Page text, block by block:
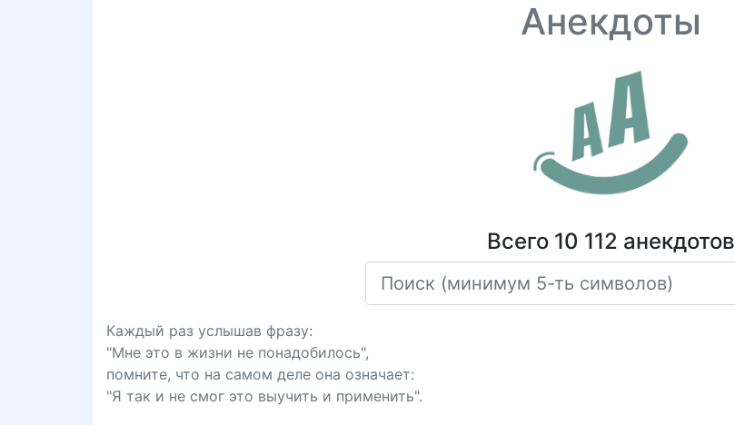
Анекдоты
Всего 10 112 анекдотов
Каждый раз услышав фразу:
"Мне это в жизни не понадобилось",
помните, что на самом деле она означает:
"Я так и не смог это выучить и применить".